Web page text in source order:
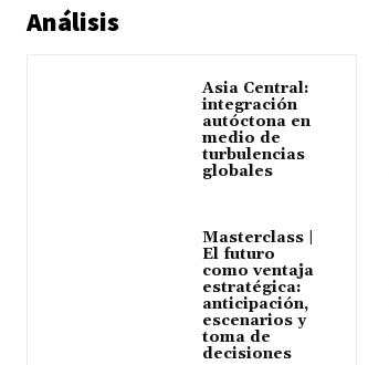
Análisis
Asia Central:
integración
autóctona en
medio de
turbulencias
globales
Masterclass |
El futuro
como ventaja
estratégica:
anticipación,
escenarios y
toma de
decisiones